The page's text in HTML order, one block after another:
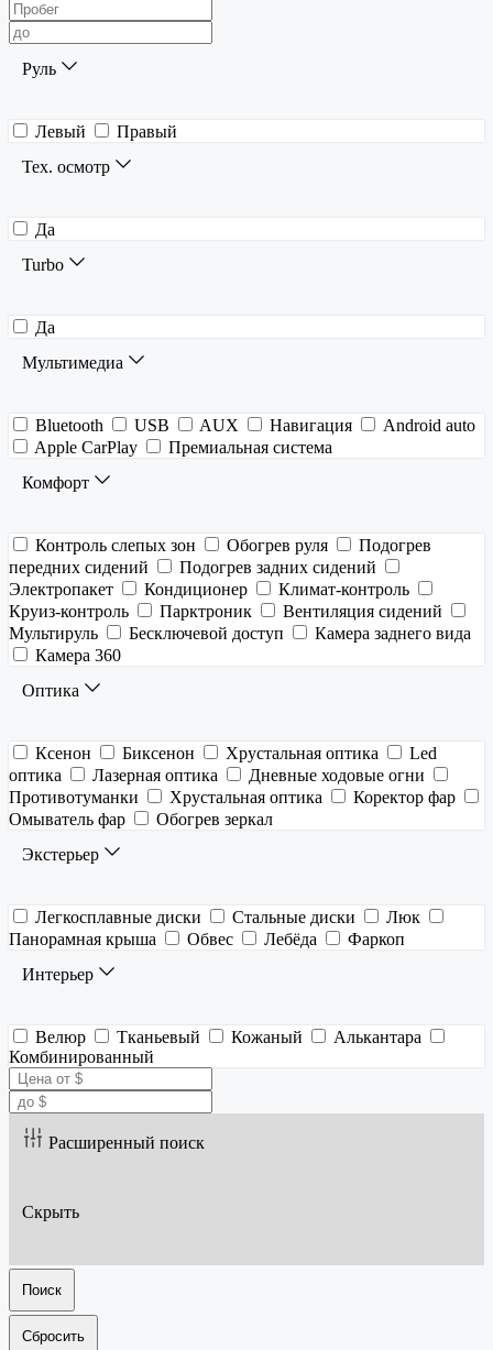
Руль
Левый
Правый
Тех. осмотр
Да
Turbo
Да
Мультимедиа
Bluetooth USB AUX Навигация
Android auto
Apple CarPlay
Премиальная система
Комфорт
Контроль слепых зон Обогрев руля
Подогрев
передних сидений
Подогрев задних сидений
Электропакет
Кондиционер
Климат-контроль
Круиз-контроль
Парктроник
Вентиляция сидений
Мультируль
Бесключевой доступ
Камера заднего вида
Камера 360
Оптика
Ксенон Биксенон Хрустальная оптика
Led
оптика
Лазерная оптика
Дневные ходовые огни
Противотуманки
Хрустальная оптика
Коректор фар
Омыватель фар
Обогрев зеркал
Экстерьер
Легкосплавные диски Стальные диски
Люк
Панорамная крыша
Обвес Лебёда
Фаркоп
Интерьер
Велюр Тканьевый Кожаный
Алькантара
Комбинированный
Расширенный поиск
Скрыть
Поиск
Сбросить